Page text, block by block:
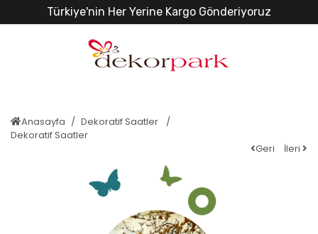
Türkiye'nin Her Yerine Kargo Gönderiyoruz
Anasayfa
Dekoratif Saatler
Dekoratif Saatler
Geri
İleri